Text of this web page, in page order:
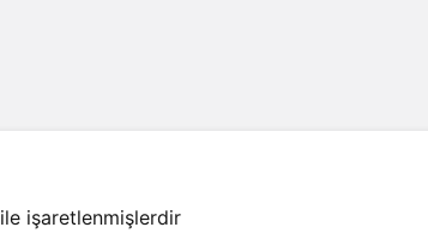
ile işaretlenmişlerdir